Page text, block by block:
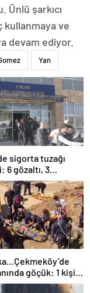
Ünlü şarkıcı
kullanmaya ve
devam ediyor.
Yan
sigorta tuzağı
6 gözaltı, 3
göçük: 1 kişi